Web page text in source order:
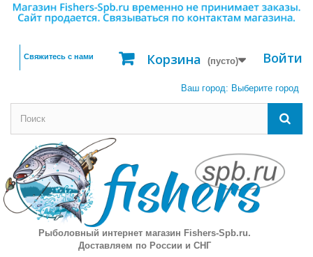
Войти
Корзина (пусто)
Свяжитесь с нами
Ваш город: Выберите город
Рыболовный интернет магазин Fishers-Spb.ru.
Доставляем по России и СНГ